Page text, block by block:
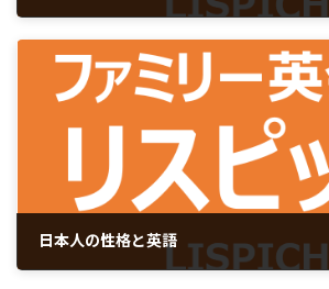
2023年10月3日
日本人の性格と英語
2023年10月24日